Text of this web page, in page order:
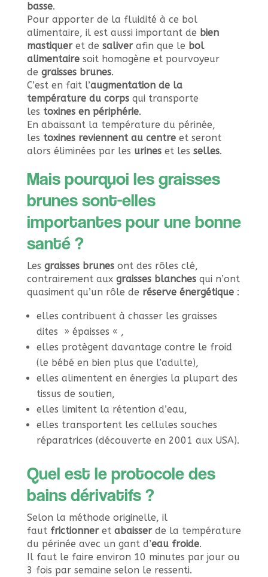
basse.
Pour apporter de la fluidité à ce bol
alimentaire, il est aussi important de bien
mastiqueret de saliverafin que le bol
alimentairesoit homogène et pourvoyeur
de graisses brunes.
C’est en fait l’augmentation de la
température du corpsqui transporte
les toxines en périphérie.
En abaissant la température du périnée,
les toxines reviennent au centreet seront
alors éliminées par les urineset les selles.
Mais pourquoi les graisses
brunes sont-elles
importantes pour une bonne
santé ?
Les graisses brunesont des rôles clé,
contrairement aux graisses blanchesqui n’ont
quasiment qu’un rôle de réserve énergétique:
elles contribuent à chasser les graisses
dites » épaisses « ,
elles protègent davantage contre le froid
(le bébé en bien plus que l’adulte),
elles alimentent en énergies la plupart des
tissus de soutien,
elles limitent la rétention d’eau,
elles transportent les cellules souches
réparatrices (découverte en 2001 aux USA).
Quel est le protocole des
bains dérivatifs ?
Selon la méthode originelle, il
faut frictionneret abaisserde la température
du périnée avec un gant d’eau froide.
Il faut le faire environ 10 minutes par jour ou
3 fois par semaine selon le ressenti.